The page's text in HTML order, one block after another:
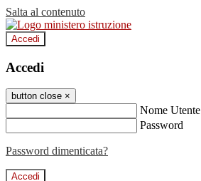
Salta al contenuto
Accedi
Accedi
button close ×
Nome Utente
Password
Password dimenticata?